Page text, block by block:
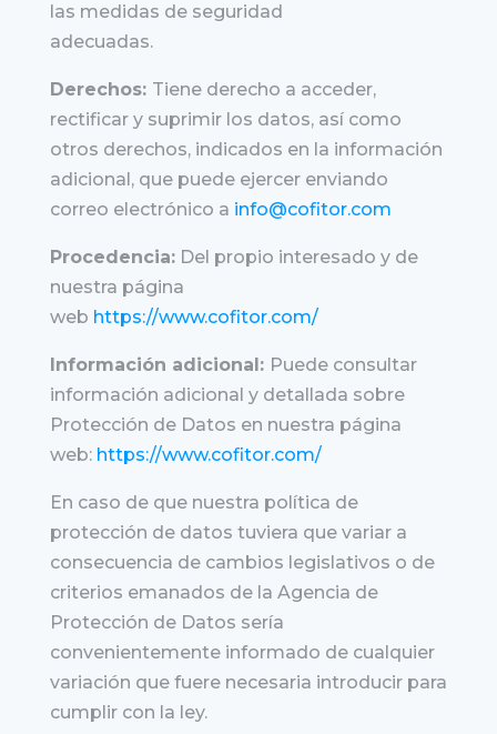
las medidas de seguridad
adecuadas.
Derechos: Tiene derecho a acceder,
rectificar y suprimir los datos, así como
otros derechos, indicados en la información
adicional, que puede ejercer enviando
correo electrónico a info@cofitor.com
Procedencia:Del propio interesado y de
nuestra página
web https://www.cofitor.com/
Información adicional: Puede consultar
información adicional y detallada sobre
Protección de Datos en nuestra página
web: https://www.cofitor.com/
En caso de que nuestra política de
protección de datos tuviera que variar a
consecuencia de cambios legislativos o de
criterios emanados de la Agencia de
Protección de Datos sería
convenientemente informado de cualquier
variación que fuere necesaria introducir para
cumplir con la ley.